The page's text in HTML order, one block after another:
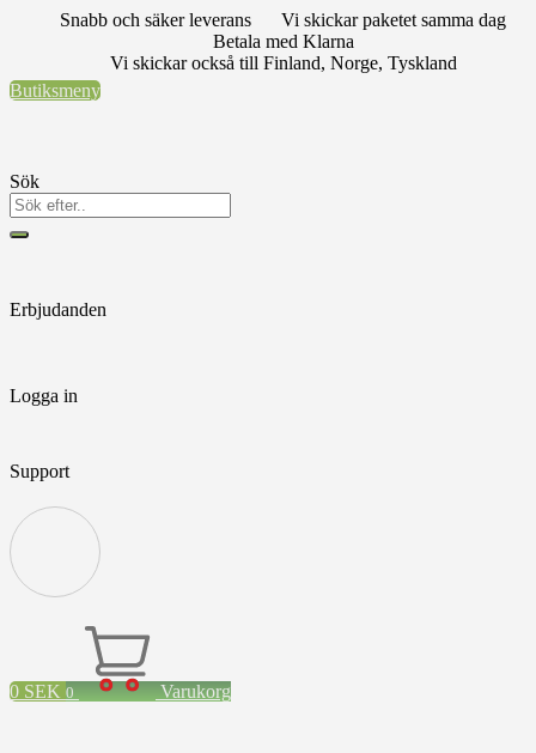
Snabb och säker leverans
Vi skickar paketet samma dag
Betala med Klarna
Vi skickar också till Finland, Norge, Tyskland
Butiksmeny
Sök
Erbjudanden
Logga in
Support
0 SEK 0 Varukorg